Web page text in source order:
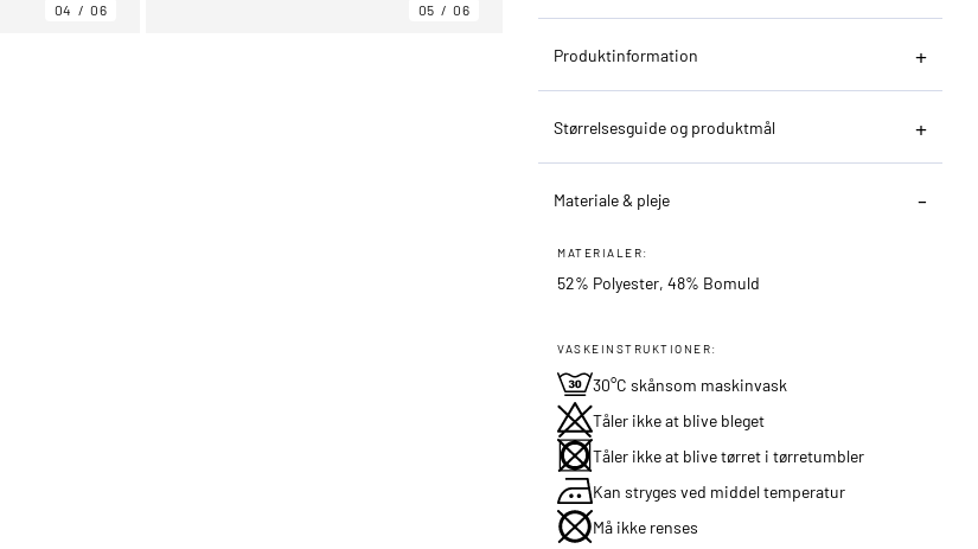
04 06 05 06
Produktinformation
Størrelsesguide og produktmål
Materiale & pleje
MATERIALER:
52% Polyester, 48% Bomuld
VASKEINSTRUKTIONER:
30°C skånsom maskinvask
Tåler ikke at blive bleget
Tåler ikke at blive tørret i tørretumbler
Kan stryges ved middel temperatur
Må ikke renses